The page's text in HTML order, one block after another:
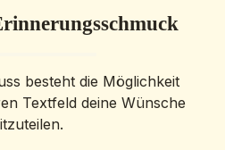
besteht die Möglichkeit
Textfeld deine Wünsche